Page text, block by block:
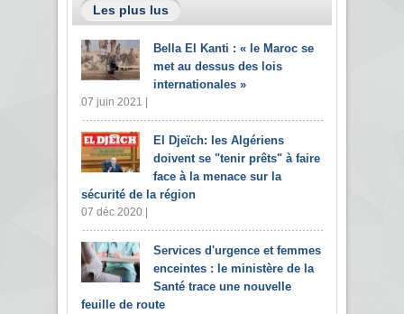
Les plus lus
Bella El Kanti : « le Maroc se
met au dessus des lois
internationales »
07 juin 2021 |
El Djeïch: les Algériens
doivent se "tenir prêts" à faire
face à la menace sur la
sécurité de la région
07 déc 2020 |
Services d'urgence et femmes
enceintes : le ministère de la
Santé trace une nouvelle
feuille de route